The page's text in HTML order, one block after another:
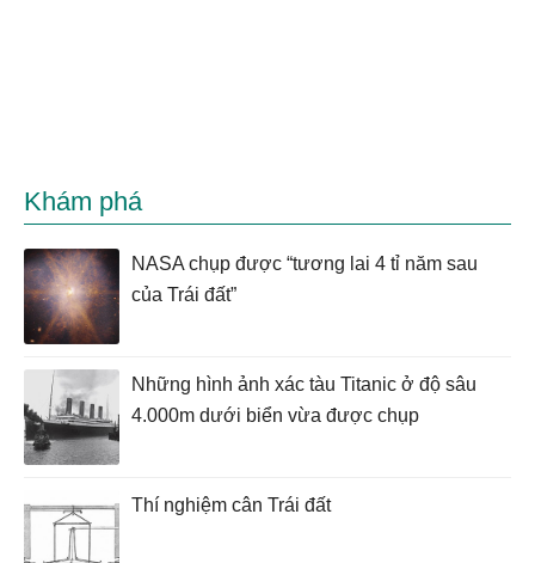
Khám phá
NASA chụp được “tương lai 4 tỉ năm sau
của Trái đất”
Những hình ảnh xác tàu Titanic ở độ sâu
4.000m dưới biển vừa được chụp
Thí nghiệm cân Trái đất